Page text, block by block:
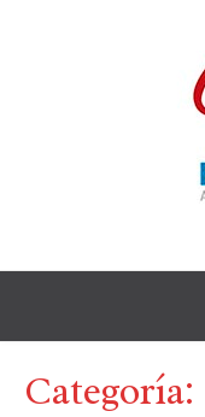
Categoría: